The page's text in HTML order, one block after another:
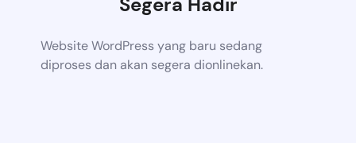
Website WordPress yang baru sedang
diproses dan akan segera dionlinekan.